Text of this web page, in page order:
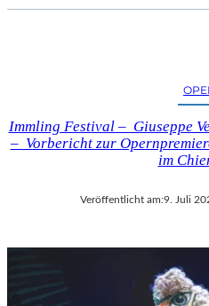
Immling Festival – Giuseppe
– Vorbericht zur
im
Veröffentlicht am:9. Juli